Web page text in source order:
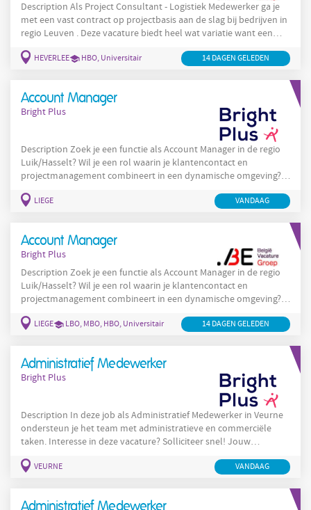
Description Als Project Consultant - Logistiek Medewerker ga je
met een vast contract op projectbasis aan de slag bij bedrijven in
regio Leuven . Deze vacature biedt heel wat variatie want een
sector wijzigen per opdracht. Bovendien maak je deel uit van
België. In
HEVERLEE HBO, Universitair 14 DAGEN GELEDEN
Account Manager
Bright Plus
Description Zoek je een functie als Account Manager in de regio
Luik/Hasselt? Wil je een rol waarin je klantencontact en
projectmanagement combineert in een dynamische omgeving?
voor: Je beheert de bestellingen en offertes van je klanten enLIEGE VANDAAG
Account Manager
Bright Plus
Description Zoek je een functie als Account Manager in de regio
Luik/Hasselt? Wil je een rol waarin je klantencontact en
projectmanagement combineert in een dynamische omgeving?
voor: Je beheert de bestellingen en offertes van je klanten en
vertrouwensrelatie met je
LIEGE LBO, MBO, HBO, Universitair 14 DAGEN GELEDEN
Administratief Medewerker
Bright Plus
Description In deze job als Administratief Medewerker in Veurne
ondersteun je het team met administratieve en commerciële
taken. Interesse in deze vacature? Solliciteer snel! Jouw
volgt klantendossiers en contracten op. Je stelt een optimale
VEURNE VANDAAG
Administratief Medewerker